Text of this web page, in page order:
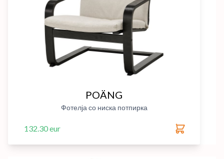
POÄNG
Фотелја со ниска потпирка
132.30 eur